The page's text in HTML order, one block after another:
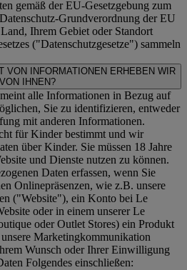
gemäß der EU-Gesetzgebung zum
Grundverordnung der EU
Ihrem Gebiet oder Standort
("Datenschutzgesetze") sammeln
VON INFORMATIONEN ERHEBEN WIR
VON IHNEN?
alle Informationen in Bezug auf
Sie zu identifizieren, entweder
mit anderen Informationen.
für Kinder bestimmt und wir
über Kinder. Sie müssen 18 Jahre
und Dienste nutzen zu können.
Daten erfassen, wenn Sie
Onlinepräsenzen, wie z.B. unsere
("Website"), ein Konto bei Le
oder in einem unserer Le
oder Outlet Stores) ein Produkt
Marketingkommunikation
Wunsch oder Ihrer Einwilligung
Folgendes einschließen: